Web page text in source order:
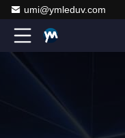
umi@ymleduv.com